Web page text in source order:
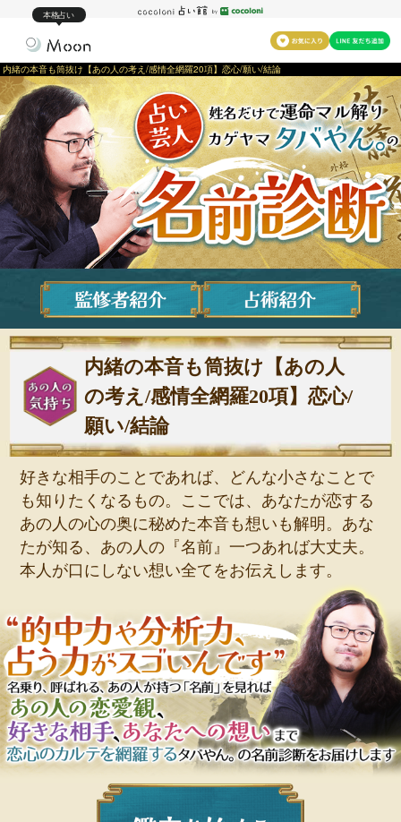
本格占い
内緒の本音も筒抜け【あの人の考え/感情全網羅20項】恋心/願い/結論
内緒の本音も筒抜け【あの人
の考え/感情全網羅20項】恋心/
願い/結論
好きな相手のことであれば、どんな小さなことで
も知りたくなるもの。ここでは、あなたが恋する
あの人の心の奥に秘めた本音も想いも解明。あな
たが知る、あの人の『名前』一つあれば大丈夫。
本人が口にしない想い全てをお伝えします。